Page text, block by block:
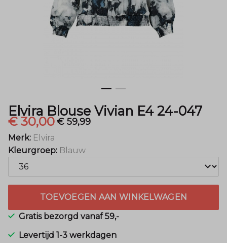
Menger
Mode
Elvira Blouse Vivian E4 24-047
€ 30,00€ 59,99
Merk: Elvira
Kleurgroep: Blauw
TOEVOEGEN AAN WINKELWAGEN
Gratis bezorgd vanaf 59,-
Levertijd 1-3 werkdagen